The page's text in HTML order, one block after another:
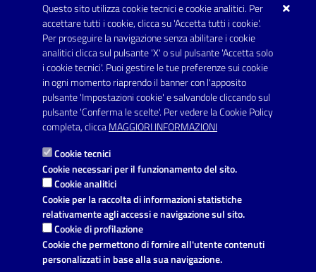
Questo sito utilizza cookie tecnici e cookie analitici. Per
accettare tutti i cookie, clicca su 'Accetta tutti i cookie'.
Per proseguire la navigazione senza abilitare i cookie
analitici clicca sul pulsante 'X' o sul pulsante 'Accetta solo
i cookie tecnici'. Puoi gestire le tue preferenze sui cookie
in ogni momento riaprendo il banner con l'apposito
pulsante 'Impostazioni cookie' e salvandole cliccando sul
pulsante 'Conferma le scelte'. Per vedere la Cookie Policy
completa, cliccaMAGGIORI INFORMAZIONI
Cookie tecnici
Cookie necessari per il funzionamento del sito.
Cookie analitici
Cookie per la raccolta di informazioni statistiche
relativamente agli accessi e navigazione sul sito.
Cookie di profilazione
Cookie che permettono di fornire all'utente contenuti
personalizzati in base alla sua navigazione.
Telefono: 0999707766
Fax: 0999704336
Posta Elettronica Certificata:
prot.comune.avetrana@pec.rupar.puglia.it
Link utili
Informativa privacy
Dichiarazione di accessibilità
Note legali
Leggi le FAQ
Richiesta di assistenza